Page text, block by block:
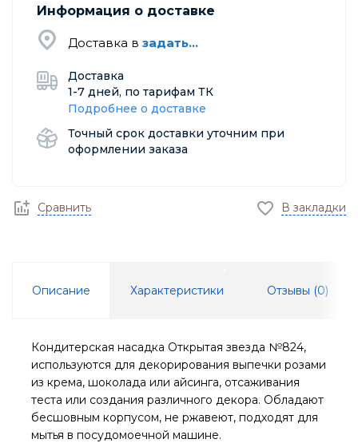
Информация о доставке
Доставка в задать...
Доставка
1-7 дней, по тарифам ТК
Подробнее о доставке
Точный срок доставки уточним при
оформлении заказа
Сравнить В закладки
Описание Характеристики Отзывы (0)
Кондитерская насадка Открытая звезда №824,
используются для декорирования выпечки розами
из крема, шоколада или айсинга, отсаживания
теста или создания различного декора. Обладают
бесшовным корпусом, не ржавеют, подходят для
мытья в посудомоечной машине.